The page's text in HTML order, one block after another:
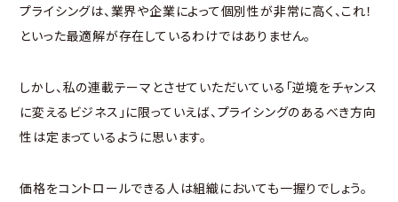
プライシングは、業界や企業によって個別性が非常に高く、これ！
といった最適解が存在しているわけではありません。
しかし、私の連載テーマとさせていただいている「逆境をチャンス
に変えるビジネス」に限っていえば、プライシングのあるべき方向
性は定まっているように思います。
価格をコントロールできる人は組織においても一握りでしょう。